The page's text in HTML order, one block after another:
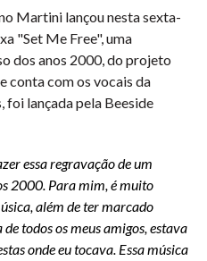
Martini lançou nesta sexta-
"Set Me Free", uma
dos anos 2000, do projeto
conta com os vocais da
foi lançada pela Beeside
essa regravação de um
2000. Para mim, é muito
além de ter marcado
todos os meus amigos, estava
onde eu tocava. Essa música